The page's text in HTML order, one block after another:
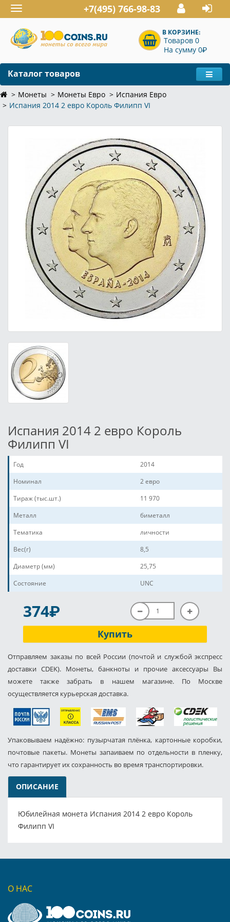
Toggle
navigation
+7(495) 766-98-83
В КОРЗИНЕ:
Товаров 0
На сумму 0P
Каталог товаров
Монеты Монеты Евро
Испания Евро
Испания 2014 2 евро Король Филипп VI
Испания 2014 2 евро Король
Филипп VI
Год
2014
Номинал
2 евро
Тираж (тыс.шт.)
11 970
Металл
биметалл
Тематика
личности
Вес(г)
8,5
Диаметр (мм)
25,75
Состояние
UNC
374P
Купить
Отправляем заказы по всей России (почтой и службой экспресс
доставки CDEK). Монеты, банкноты и прочие аксессуары Вы
можете также забрать в нашем магазине. По Москве
осуществляется курьерская доставка.
Упаковываем надёжно: пузырчатая плёнка, картонные коробки,
почтовые пакеты. Монеты запаиваем по отдельности в пленку,
что гарантирует их сохранность во время транспортировки.
ОПИСАНИЕ
Юбилейная монета Испания 2014 2 евро Король
Филипп VI
О НАС